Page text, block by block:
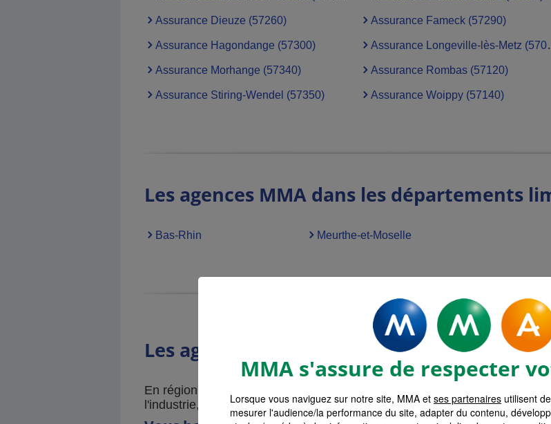
Assurance Dieuze (57260) Assurance Fameck (57290)
Assurance Hagondange (57300) Assurance Longeville-lès-Metz (57050)
Assurance Morhange (57340) Assurance Rombas (57120)
Assurance Stiring-Wendel (57350) Assurance Woippy (57140)
Les agences MMA dans les départements
Bas-Rhin Meurthe-et-Moselle
Les agences MMA en Moselle
En région Grand Est, la Moselle a une population d'environ 1 040 000
l'industrie, le commerce et les services, avec une forte tradition
MMA s'assure de respecter
Lorsque vous naviguez sur notre site, MMA et ses partenaires utilisent
mesurer l'audience/la performance du site, adapter du contenu,